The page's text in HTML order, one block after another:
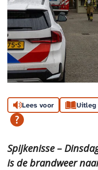
Lees voor Uitleg
Spijkenisse –
is de brandweer